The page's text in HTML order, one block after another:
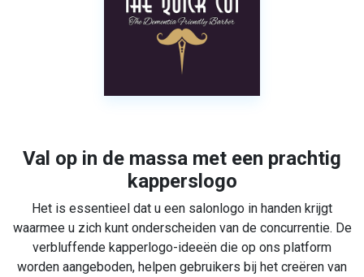
Val op in de massa met een prachtig
kapperslogo
Het is essentieel dat u een salonlogo in handen krijgt
waarmee u zich kunt onderscheiden van de concurrentie. De
verbluffende kapperlogo-ideeën die op ons platform
worden aangeboden, helpen gebruikers bij het creëren van